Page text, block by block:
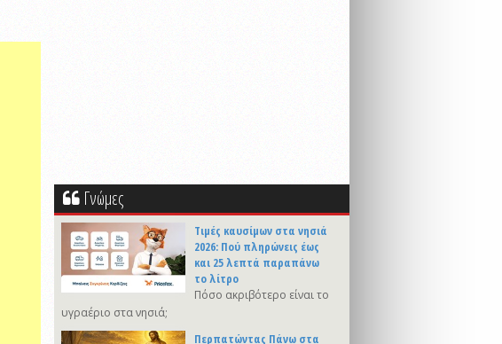
Γνώμες
Τιμές καυσίμων στα νησιά
2026: Πού πληρώνεις έως
και 25 λεπτά παραπάνω
το λίτρο
Πόσο ακριβότερο είναι το
υγραέριο στα νησιά;
Περπατώντας Πάνω στα